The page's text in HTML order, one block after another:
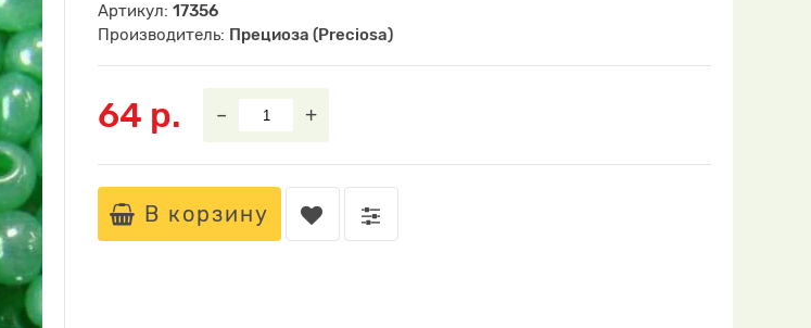
Артикул: 17356
Производитель: Прециоза (Preciosa)
64 р. – +
В корзину